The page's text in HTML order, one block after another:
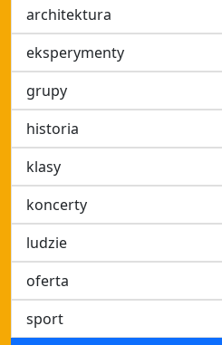
architektura
eksperymenty
grupy
historia
klasy
koncerty
ludzie
oferta
sport